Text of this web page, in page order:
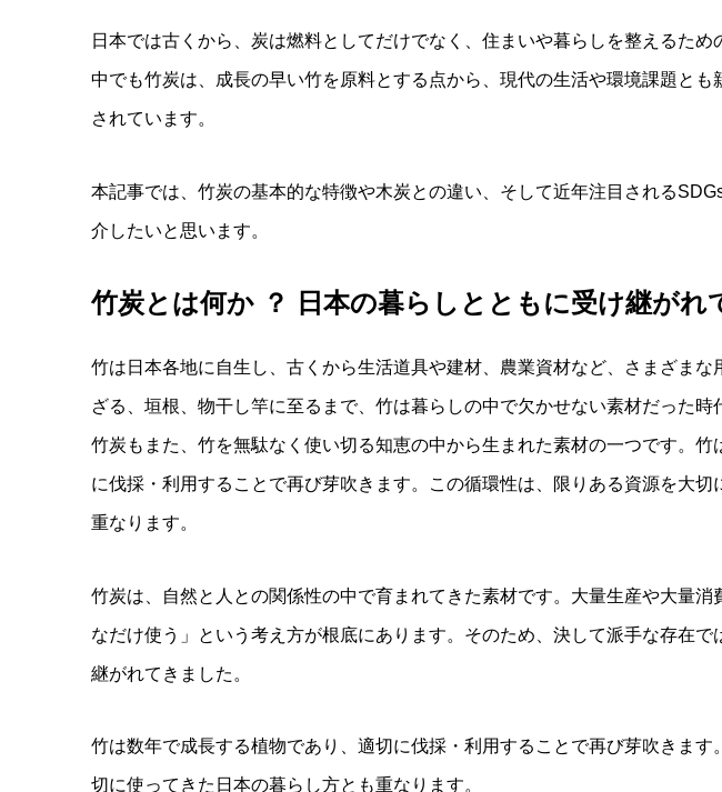
日本では古くから、炭は燃料としてだけでなく、住まいや暮らしを整えるため
中でも竹炭は、成長の早い竹を原料とする点から、現代の生活や環境課題と
されています。
本記事では、竹炭の基本的な特徴や木炭との違い、そして近年注目される
介したいと思います。
竹炭とは何か ？ 日本の暮らしとともに受け継がれ
竹は日本各地に自生し、古くから生活道具や建材、農業資材など、さまざま
ざる、垣根、物干し竿に至るまで、竹は暮らしの中で欠かせない素材だった時
竹炭もまた、竹を無駄なく使い切る知恵の中から生まれた素材の一つです。
に伐採・利用することで再び芽吹きます。この循環性は、限りある資源を大切
重なります。
竹炭は、自然と人との関係性の中で育まれてきた素材です。大量生産や大量
なだけ使う」という考え方が根底にあります。そのため、決して派手な存在
継がれてきました。
竹は数年で成長する植物であり、適切に伐採・利用することで再び芽吹きま
切に使ってきた日本の暮らし方とも重なります。